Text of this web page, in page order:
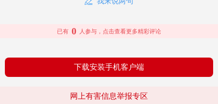
已有 0 人参与，点击查看更多精彩评论
下载安装手机客户端
网上有害信息举报专区